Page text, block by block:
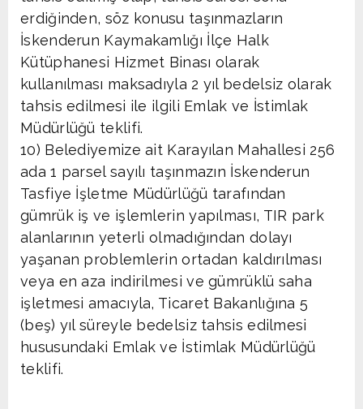
erdiğinden, söz konusu taşınmazların
İskenderun Kaymakamlığı İlçe Halk
Kütüphanesi Hizmet Binası olarak
kullanılması maksadıyla 2 yıl bedelsiz olarak
tahsis edilmesi ile ilgili Emlak ve İstimlak
Müdürlüğü teklifi.
10) Belediyemize ait Karayılan Mahallesi 256
ada 1 parsel sayılı taşınmazın İskenderun
Tasfiye İşletme Müdürlüğü tarafından
gümrük iş ve işlemlerin yapılması, TIR park
alanlarının yeterli olmadığından dolayı
yaşanan problemlerin ortadan kaldırılması
veya en aza indirilmesi ve gümrüklü saha
işletmesi amacıyla, Ticaret Bakanlığına 5
(beş) yıl süreyle bedelsiz tahsis edilmesi
hususundaki Emlak ve İstimlak Müdürlüğü
teklifi.